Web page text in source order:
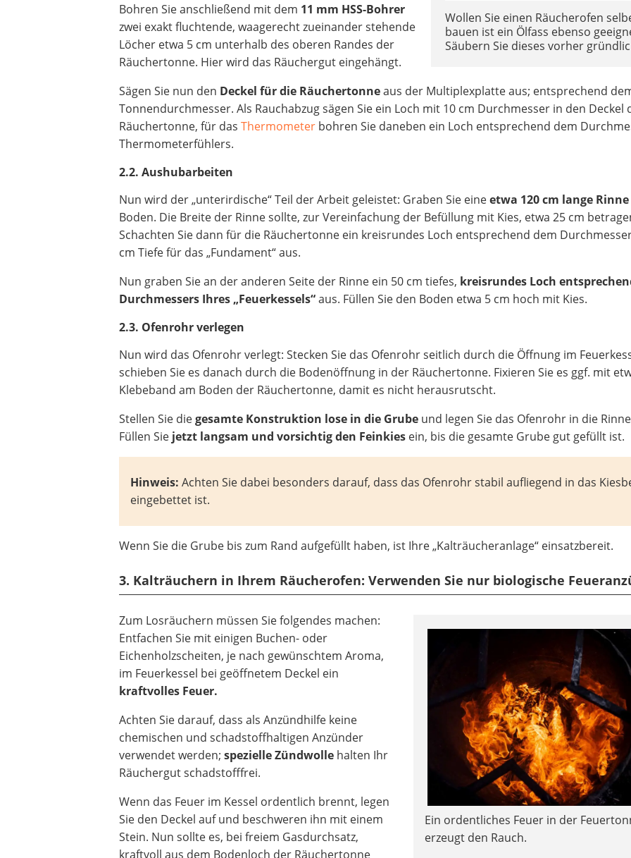
Wollen Sie einen Räucherofen
bauen ist ein Ölfass ebenso
Säubern Sie dieses vorher
Bohren Sie anschließend mit dem 11 mm HSS-Bohrer
zwei exakt fluchtende, waagerecht zueinander stehende
Löcher etwa 5 cm unterhalb des oberen Randes der
Räuchertonne. Hier wird das Räuchergut eingehängt.
Sägen Sie nun den Deckel für die Räuchertonneaus der Multiplexplatte aus; entsprechend
Tonnendurchmesser. Als Rauchabzug sägen Sie ein Loch mit 10 cm Durchmesser in den Deckel
Räuchertonne, für dasThermometer bohren Sie daneben ein Loch entsprechend dem
Thermometerfühlers.
2.2. Aushubarbeiten
Nun wird der „unterirdische“ Teil der Arbeit geleistet: Graben Sie eineetwa 120 cm lange Rinne
Boden. Die Breite der Rinne sollte, zur Vereinfachung der Befüllung mit Kies, etwa 25 cm
Schachten Sie dann für die Räuchertonne ein kreisrundes Loch entsprechend dem
cm Tiefe für das „Fundament“ aus.
Nun graben Sie an der anderen Seite der Rinne ein 50 cm tiefes, kreisrundes Loch
Durchmessers Ihres „Feuerkessels“aus. Füllen Sie den Boden etwa 5 cm hoch mit Kies.
2.3. Ofenrohr verlegen
Nun wird das Ofenrohr verlegt: Stecken Sie das Ofenrohr seitlich durch die Öffnung im
schieben Sie es danach durch die Bodenöffnung in der Räuchertonne. Fixieren Sie es ggf. mit
Klebeband am Boden der Räuchertonne, damit es nicht herausrutscht.
Stellen Sie diegesamte Konstruktion lose in die Grube und legen Sie das Ofenrohr in die
Füllen Sie jetzt langsam und vorsichtig den Feinkies ein, bis die gesamte Grube gut gefüllt ist.
Hinweis: Achten Sie dabei besonders darauf, dass das Ofenrohr stabil aufliegend in das
eingebettet ist.
Wenn Sie die Grube bis zum Rand aufgefüllt haben, ist Ihre „Kalträucheranlage“ einsatzbereit.
3. Kalträuchern in Ihrem Räucherofen: Verwenden Sie nur biologische
Ein ordentliches Feuer in der
erzeugt den Rauch.
Zum Losräuchern müssen Sie folgendes machen:
Entfachen Sie mit einigen Buchen- oder
Eichenholzscheiten, je nach gewünschtem Aroma,
im Feuerkessel bei geöffnetem Deckel ein
kraftvolles Feuer.
Achten Sie darauf, dass als Anzündhilfe keine
chemischen und schadstoffhaltigen Anzünder
verwendet werden;spezielle Zündwolle halten Ihr
Räuchergut schadstofffrei.
Wenn das Feuer im Kessel ordentlich brennt, legen
Sie den Deckel auf und beschweren ihn mit einem
Stein. Nun sollte es, bei freiem Gasdurchsatz,
kraftvoll aus dem Bodenloch der Räuchertonne